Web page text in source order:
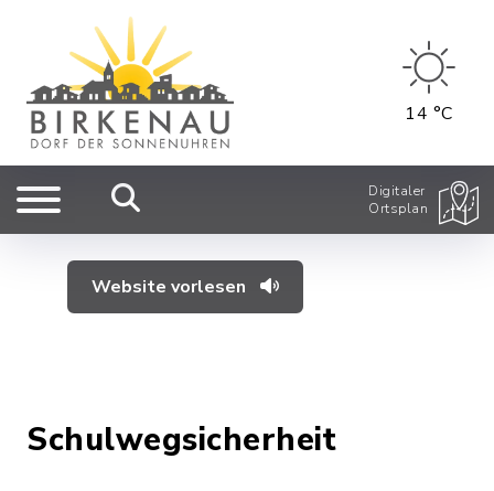
14 °C
Digitaler
Ortsplan
Website vorlesen
Schulwegsicherheit